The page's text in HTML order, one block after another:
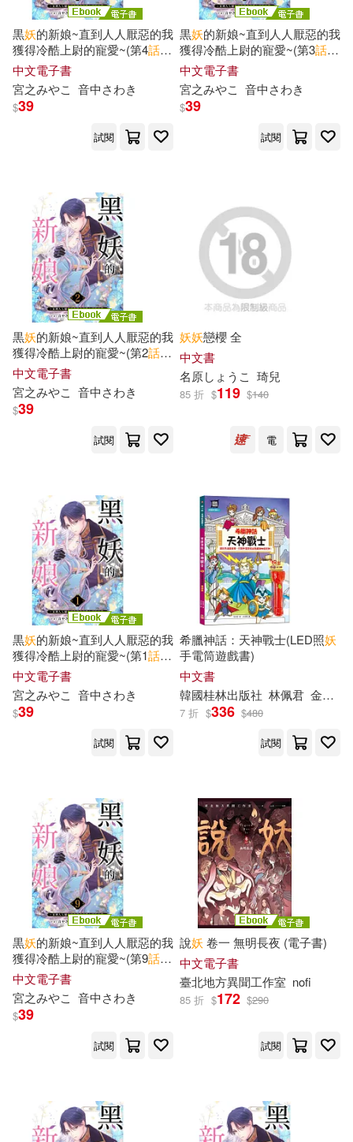
黒妖的新娘~直到人人厭惡的我
獲得冷酷上尉的寵愛~(第4話)
(電子書)
中文電子書
宮之みやこ 音中さわき
$39
試閱
黒妖的新娘~直到人人厭惡的我
獲得冷酷上尉的寵愛~(第3話)
(電子書)
中文電子書
宮之みやこ 音中さわき
$39
試閱
黒妖的新娘~直到人人厭惡的我
獲得冷酷上尉的寵愛~(第2話)
(電子書)
中文電子書
宮之みやこ 音中さわき
$39
試閱
妖妖戀櫻 全
中文書
名原しょうこ 琦兒
85 折 $119 $140
電
黒妖的新娘~直到人人厭惡的我
獲得冷酷上尉的寵愛~(第1話)
(電子書)
中文電子書
宮之みやこ 音中さわき
$39
試閱
希臘神話：天神戰士(LED照妖
手電筒遊戲書)
中文書
韓國桂林出版社 林佩君 金德英
7 折 $336 $480
試閱
黒妖的新娘~直到人人厭惡的我
獲得冷酷上尉的寵愛~(第9話)
(電子書)
中文電子書
宮之みやこ 音中さわき
$39
試閱
說妖 卷一 無明長夜 (電子書)
中文電子書
臺北地方異聞工作室 nofi
85 折 $172 $290
試閱